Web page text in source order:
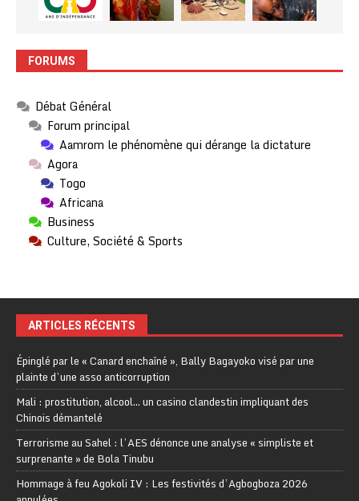
FORUMS
Débat Général
Forum principal
Aamrom le phénomène qui dérange la dictature
Agora
Togo
Africana
Business
Culture, Société & Sports
ARTICLES RÉCENTS
Épinglé par le « Canard enchaîné », Bally Bagayoko visé par une
plainte d’une asso anticorruption
Mali : prostitution, alcool… un casino clandestin impliquant des
Chinois démantelé
Terrorisme au Sahel : l’AES dénonce une analyse « simpliste et
surprenante » de Bola Tinubu
Hommage à feu Agokoli IV : Les festivités d’Agbogboza 2026